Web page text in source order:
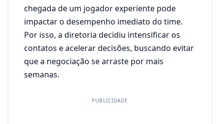
chegada de um jogador experiente pode
impactar o desempenho imediato do time.
Por isso, a diretoria decidiu intensificar os
contatos e acelerar decisões, buscando evitar
que a negociação se arraste por mais
semanas.
PUBLICIDADE